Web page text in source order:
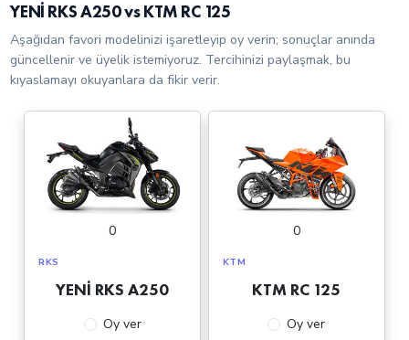
YENİ RKS A250 vs KTM RC 125
Aşağıdan favori modelinizi işaretleyip oy verin; sonuçlar anında
güncellenir ve üyelik istemiyoruz. Tercihinizi paylaşmak, bu
kıyaslamayı okuyanlara da fikir verir.
0
RKS
YENİ RKS A250
Oy ver
0
KTM
KTM RC 125
Oy ver